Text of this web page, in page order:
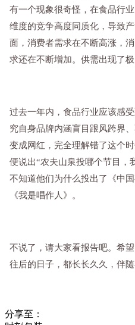
有一个现象很奇怪，在食品行
维度的竞争高度同质化，导致
面，消费者需求在不断高涨，
求还在不断增加。供需出现了极
过去一年内，食品行业应该感
究自身品牌内涵盲目跟风跨界
变成网红，完全理解错了这个
便说出“农夫山泉投哪个节目，
不知道他们为什么投出了《中
《我是唱作人》。
不说了，请大家看报告吧。希
往后的日子，都长长久久，伴随
分享至：